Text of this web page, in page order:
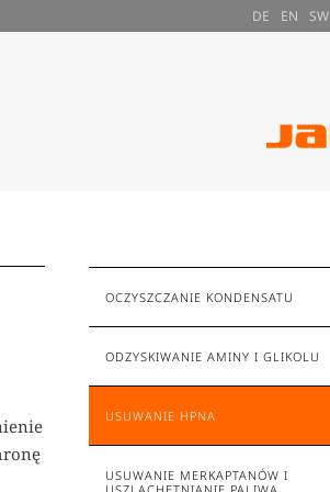
DE EN SW
OCZYSZCZANIE KONDENSATU
ODZYSKIWANIE AMINY I GLIKOLU
USUWANIE HPNA
USUWANIE MERKAPTANÓW I